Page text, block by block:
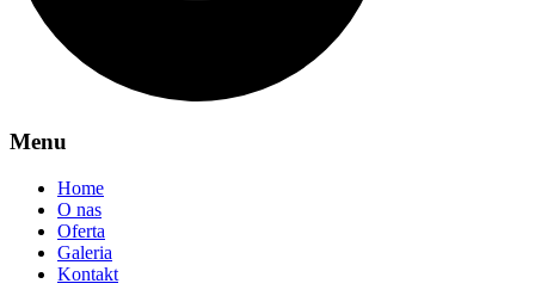
Menu
Home
O nas
Oferta
Galeria
Kontakt